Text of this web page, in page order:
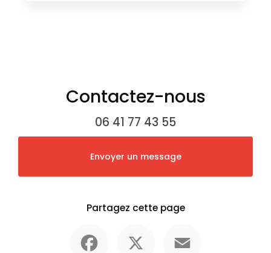
Contactez-nous
06 41 77 43 55
Envoyer un message
Partagez cette page